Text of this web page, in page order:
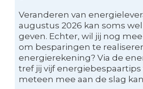
Veranderen van
augustus 2026 kan soms
geven. Echter, wil jij nog
om besparingen te
energierekening? Via de
tref jij vijf energiebespaartips
meteen mee aan de slag